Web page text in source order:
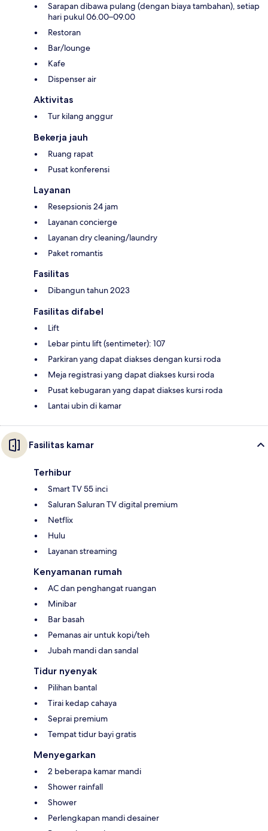
Sarapan dibawa pulang (dengan biaya tambahan), setiap
hari pukul 06.00–09.00
Restoran
Bar/lounge
Kafe
Dispenser air
Aktivitas
Tur kilang anggur
Bekerja jauh
Ruang rapat
Pusat konferensi
Layanan
Resepsionis 24 jam
Layanan concierge
Layanan dry cleaning/laundry
Paket romantis
Fasilitas
Dibangun tahun 2023
Fasilitas difabel
Lift
Lebar pintu lift (sentimeter): 107
Parkiran yang dapat diakses dengan kursi roda
Meja registrasi yang dapat diakses kursi roda
Pusat kebugaran yang dapat diakses kursi roda
Lantai ubin di kamar
Fasilitas kamar
Terhibur
Smart TV 55 inci
Saluran Saluran TV digital premium
Netflix
Hulu
Layanan streaming
Kenyamanan rumah
AC dan penghangat ruangan
Minibar
Bar basah
Pemanas air untuk kopi/teh
Jubah mandi dan sandal
Tidur nyenyak
Pilihan bantal
Tirai kedap cahaya
Seprai premium
Tempat tidur bayi gratis
Menyegarkan
2 beberapa kamar mandi
Shower rainfall
Shower
Perlengkapan mandi desainer